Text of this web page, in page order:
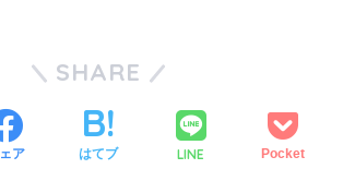
SHARE
ア はてブ LINE Pocket